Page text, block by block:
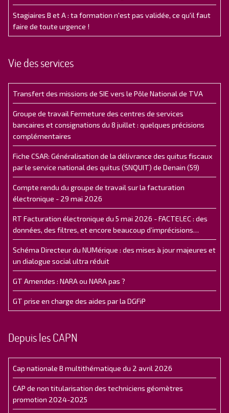
Stagiaires B et A : ta formation n'est pas validée, ce qu'il faut
faire de toute urgence !
Vie des services
Transfert des missions de SIE vers le Pôle National de TVA
Groupe de travail Fermeture des centres de services
bancaires et consignations du 8 juillet : quelques précisions
complémentaires
Fiche CSAR: Généralisation de la délivrance des quitus fiscaux
par le service national des quitus (SNQUIT) de Denain (59)
Compte rendu du groupe de travail sur la facturation
électronique - 29 mai 2026
RT Facturation électronique du 5 mai 2026 - FACTELEC : des
données, des filtres, et encore beaucoup d’imprécisions…
Schéma Directeur du NUMérique : des mises à jour majeures et
un dialogue social ultra réduit
GT Amendes : NARA ou NARA pas ?
GT prise en charge des aides par la DGFiP
Depuis les CAPN
Cap nationale B multithématique du 2 avril 2026
CAP de non titularisation des techniciens géomètres
promotion 2024-2025